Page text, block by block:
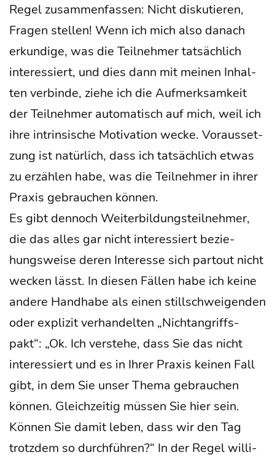
Regel zusam­men­fas­sen: Nicht dis­ku­tie­ren,
Fra­gen stel­len! Wenn ich mich also danach
erkun­di­ge, was die Teil­neh­mer tat­säch­lich
inter­es­siert, und dies dann mit mei­nen Inhal­
ten ver­bin­de, zie­he ich die Auf­merk­sam­keit
der Teil­neh­mer auto­ma­tisch auf mich, weil ich
ihre intrin­si­sche Moti­va­ti­on wecke. Vor­aus­set­
zung ist natür­lich, dass ich tat­säch­lich etwas
zu erzäh­len habe, was die Teil­neh­mer in ihrer
Pra­xis gebrau­chen kön­nen.
Es gibt den­noch Wei­ter­bil­dungs­teil­neh­mer,
die das alles gar nicht inter­es­siert bezie­
hungs­wei­se deren Inter­es­se sich par­tout nicht
wecken lässt. In die­sen Fäl­len habe ich kei­ne
ande­re Hand­ha­be als einen still­schwei­gen­den
oder expli­zit ver­han­del­ten „Nicht­an­griffs­
pakt“: „Ok. Ich ver­ste­he, dass Sie das nicht
inter­es­siert und es in Ihrer Pra­xis kei­nen Fall
gibt, in dem Sie unser The­ma gebrau­chen
kön­nen. Gleich­zei­tig müs­sen Sie hier sein.
Kön­nen Sie damit leben, dass wir den Tag
trotz­dem so durch­füh­ren?“ In der Regel wil­li­